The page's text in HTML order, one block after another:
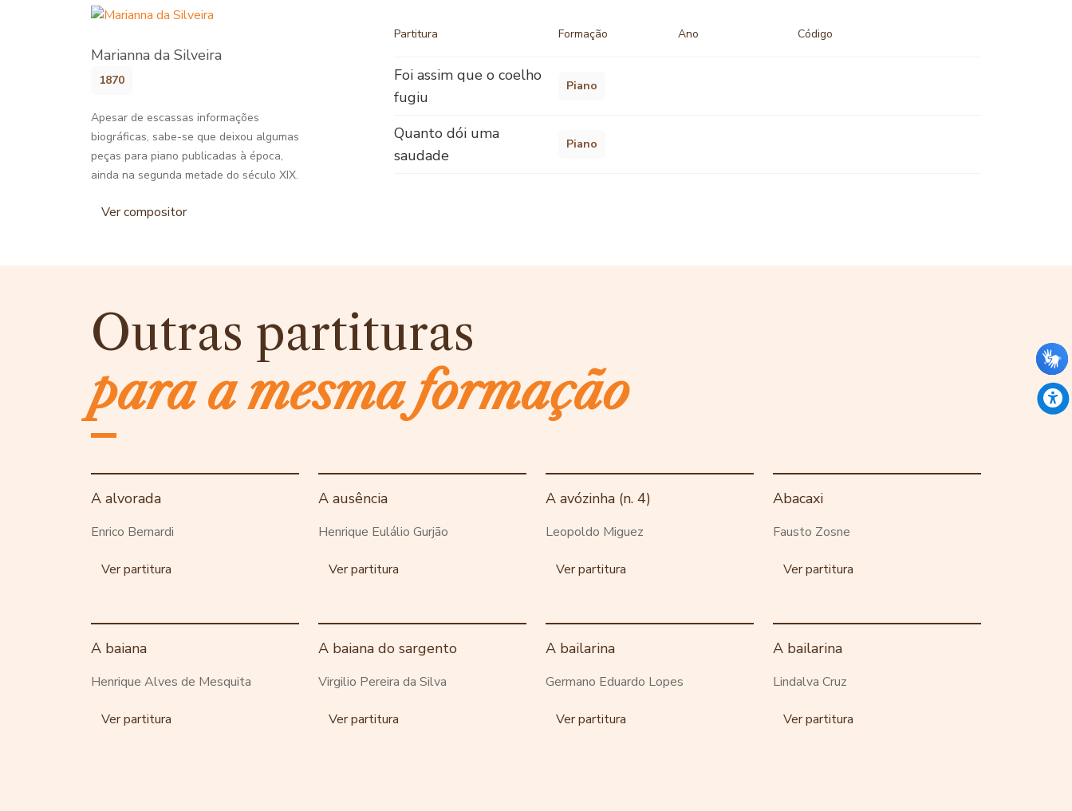
Marianna da Silveira
1870
Apesar de escassas informações
biográficas, sabe-se que deixou algumas
peças para piano publicadas à época,
ainda na segunda metade do século XIX.
Ver compositor
Partitura Formação Ano Código
Foi assim que o coelho
fugiu
Piano
Quanto dói uma
saudade
Piano
Outras partituras
para a mesma formação
A alvorada
Enrico Bernardi
Ver partitura
A ausência
Henrique Eulálio Gurjão
Ver partitura
A avózinha (n. 4)
Leopoldo Miguez
Ver partitura
Abacaxi
Fausto Zosne
Ver partitura
A baiana
Henrique Alves de Mesquita
Ver partitura
A baiana do sargento
Virgilio Pereira da Silva
Ver partitura
A bailarina
Germano Eduardo Lopes
Ver partitura
A bailarina
Lindalva Cruz
Ver partitura